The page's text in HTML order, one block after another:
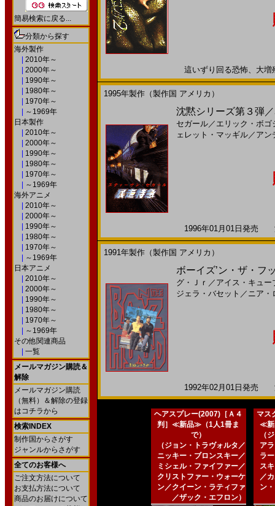
簡易検索に戻る...
分類から探す
海外製作
2010年～
2000年～
1990年～
1980年～
1970年～
～1969年
日本製作
2010年～
2000年～
1990年～
1980年～
1970年～
～1969年
海外アニメ
2010年～
2000年～
1990年～
1980年～
1970年～
～1969年
日本アニメ
2010年～
2000年～
1990年～
1980年～
1970年～
～1969年
その他関連商品
一覧
メールマガジン購読＆
解除
メールマガジン購読
（無料）＆解除の登録
はコチラから
検索INDEX
制作国からさがす
ジャンルからさがす
全てのお客様へ
ご注文方法について
お支払方法について
商品のお届けについて
這いずり回る恐怖、大
1995年製作（製作国 アメリカ）
沈黙シリーズ第３弾
セガール／ エリック・ボゴ
ェレット・マッギル／ アン
1996年01月01日発売
1991年製作（製作国 アメリカ）
ボーイズ’ン・ザ・フ
グ・Ｊｒ ／ アイス・キュー
ジェラ・バセット ／ ニア・
1992年02月01日発売
ヘアスプレー(2007)［Ａ４
判］≪新品≫（1人1冊ま
で）
（ジョン・トラヴォルタ／
ニッキー・ブロンスキー／
ミシェル・ファイファー／
クリストファー・ウォーケ
ン／クイーン・ラティファ
／ザック・エフロン）
マス
≪新
（
ア
ラ
ス
／
ン